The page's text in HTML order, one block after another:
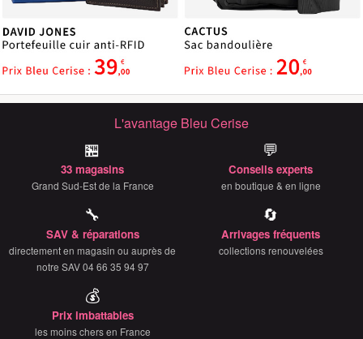
L'avantage Bleu Cerise
🏪
33 magasins
Grand Sud-Est de la France
💬
Conseils experts
en boutique & en ligne
🔧
SAV & réparations
directement en magasin ou auprès de
notre SAV 04 66 35 94 97
🔄
Arrivages fréquents
collections renouvelées
💰
Prix imbattables
les moins chers en France